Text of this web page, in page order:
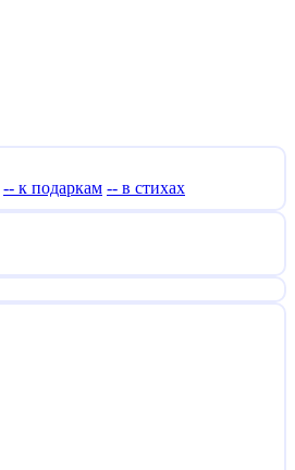
-- к подаркам -- в стихах